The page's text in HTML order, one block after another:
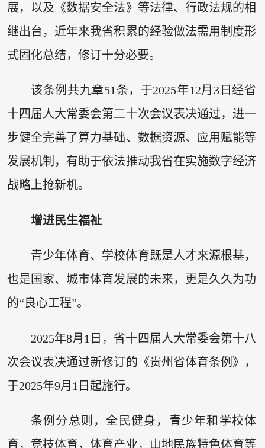
展，以及《数据安全法》等法律、行政法规的相
继出台，近年来我省积累的经验做法需用制度形
式固化总结，修订十分必要。
该条例共九章51条，于2025年12月3日经省
十四届人大常委会第二十次会议表决通过，进一
步健全完善了算力基础、数据资源、应用赋能等
发展机制，有助于依法推动我省在实施数字经济
战略上抢新机。
增进民生福祉
青少年体育、学校体育既是人才来源根基，
也是国家、城市体育发展的未来，更是久久为功
的“良心工程”。
2025年8月1日，省十四届人大常委会第十八
次会议表决通过新修订的《贵州省体育条例》，
于2025年9月1日起施行。
条例分总则，全民健身，青少年和学校体
育，竞技体育，体育产业，山地民族特色体育等